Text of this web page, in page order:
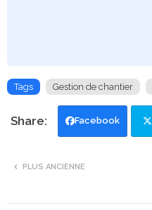
Tags Gestion de chantier
Facebook
PLUS ANCIENNE